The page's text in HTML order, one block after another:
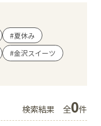
#夏休み
#金沢スイーツ
検索結果 全0件